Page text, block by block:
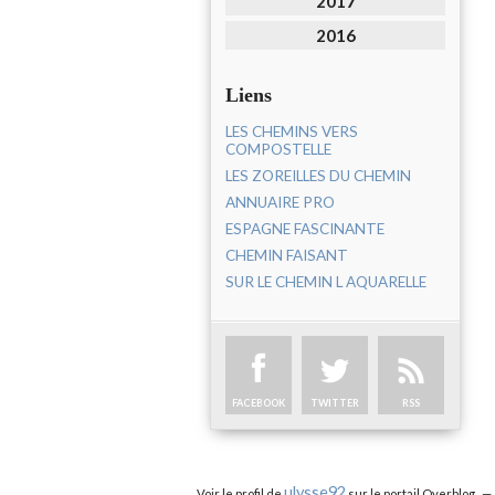
2016
Liens
LES CHEMINS VERS
COMPOSTELLE
LES ZOREILLES DU CHEMIN
ANNUAIRE PRO
ESPAGNE FASCINANTE
CHEMIN FAISANT
SUR LE CHEMIN L AQUARELLE
FACEBOOK TWITTER RSS